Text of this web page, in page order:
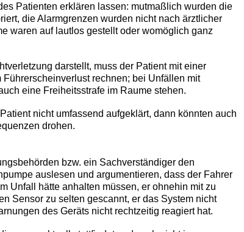
Patienten erklären lassen: mutmaßlich wurden die
die Alarmgrenzen wurden nicht nach ärztlicher
waren auf lautlos gestellt oder womöglich ganz
darstellt, muss der Patient mit einer
rechnen; bei Unfällen mit
eine Freiheitsstrafe im Raume stehen.
nicht umfassend aufgeklärt, dann könnten auch
drohen.
bzw. ein Sachverständiger den
auslesen und argumentieren, dass der Fahrer
Unfall hätte anhalten müssen, er ohnehin mit zu
Sensor zu selten gescannt, er das System nicht
des Geräts nicht rechtzeitig reagiert hat.